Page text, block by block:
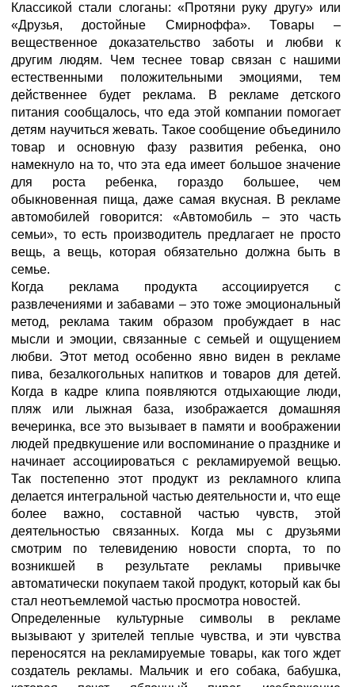
Классикой стали слоганы: «Протяни руку другу» или
«Друзья, достойные Смирноффа». Товары –
вещественное доказательство заботы и любви к
другим людям. Чем теснее товар связан с нашими
естественными положительными эмоциями, тем
действеннее будет реклама. В рекламе детского
питания сообщалось, что еда этой компании помогает
детям научиться жевать. Такое сообщение объединило
товар и основную фазу развития ребенка, оно
намекнуло на то, что эта еда имеет большое значение
для роста ребенка, гораздо большее, чем
обыкновенная пища, даже самая вкусная. В рекламе
автомобилей говорится: «Автомобиль – это часть
семьи», то есть производитель предлагает не просто
вещь, а вещь, которая обязательно должна быть в
семье.
Когда реклама продукта ассоциируется с
развлечениями и забавами – это тоже эмоциональный
метод, реклама таким образом пробуждает в нас
мысли и эмоции, связанные с семьей и ощущением
любви. Этот метод особенно явно виден в рекламе
пива, безалкогольных напитков и товаров для детей.
Когда в кадре клипа появляются отдыхающие люди,
пляж или лыжная база, изображается домашняя
вечеринка, все это вызывает в памяти и воображении
людей предвкушение или воспоминание о празднике и
начинает ассоциироваться с рекламируемой вещью.
Так постепенно этот продукт из рекламного клипа
делается интегральной частью деятельности и, что еще
более важно, составной частью чувств, этой
деятельностью связанных. Когда мы с друзьями
смотрим по телевидению новости спорта, то по
возникшей в результате рекламы привычке
автоматически покупаем такой продукт, который как бы
стал неотъемлемой частью просмотра новостей.
Определенные культурные символы в рекламе
вызывают у зрителей теплые чувства, и эти чувства
переносятся на рекламируемые товары, как того ждет
создатель рекламы. Мальчик и его собака, бабушка,